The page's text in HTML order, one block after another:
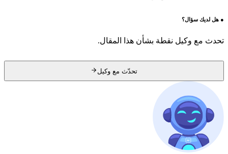
●هل لديك سؤال؟
تحدث مع وكيل نقطة بشأن هذا المقال.
تحدّث مع وكيل